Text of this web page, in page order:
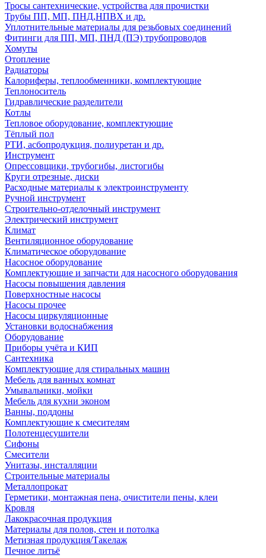
Тросы сантехнические, устройства для прочистки
Трубы ПП, МП, ПНД,НПВХ и др.
Уплотнительные материалы для резьбовых соединений
Фитинги для ПП, МП, ПНД (ПЭ) трубопроводов
Хомуты
Отопление
Радиаторы
Калориферы, теплообменники, комплектующие
Теплоноситель
Гидравлические разделители
Котлы
Тепловое оборудование, комплектующие
Тёплый пол
РТИ, асбопродукция, полиуретан и др.
Инструмент
Опрессовщики, трубогибы, листогибы
Круги отрезные, диски
Расходные материалы к электроинструменту
Ручной инструмент
Строительно-отделочный инструмент
Электрический инструмент
Климат
Вентиляционное оборудование
Климатическое оборудование
Насосное оборудование
Комплектующие и запчасти для насосного оборудования
Насосы повышения давления
Поверхностные насосы
Насосы прочее
Насосы циркуляционные
Установки водоснабжения
Оборудование
Приборы учёта и КИП
Сантехника
Комплектующие для стиральных машин
Мебель для ванных комнат
Умывальники, мойки
Мебель для кухни эконом
Ванны, поддоны
Комплектующие к смесителям
Полотенцесушители
Сифоны
Смесители
Унитазы, инсталляции
Строительные материалы
Металлопрокат
Герметики, монтажная пена, очистители пены, клеи
Кровля
Лакокрасочная продукция
Материалы для полов, стен и потолка
Метизная продукция/Такелаж
Печное литьё